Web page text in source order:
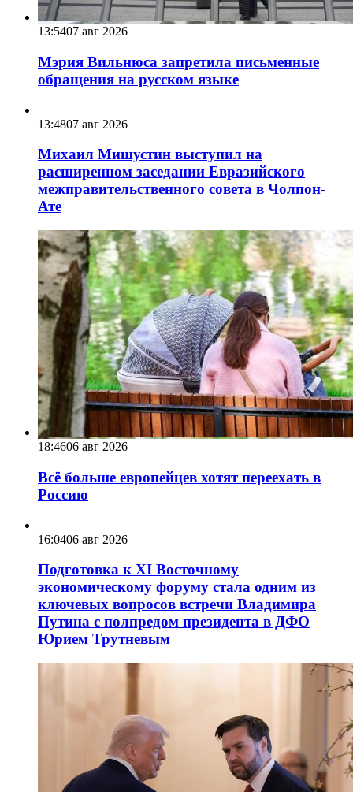
13:5407 авг 2026
Мэрия Вильнюса запретила письменные
обращения на русском языке
13:4807 авг 2026
Михаил Мишустин выступил на
расширенном заседании Евразийского
межправительственного совета в Чолпон-
Ате
18:4606 авг 2026
Всё больше европейцев хотят переехать в
Россию
16:0406 авг 2026
Подготовка к XI Восточному
экономическому форуму стала одним из
ключевых вопросов встречи Владимира
Путина с полпредом президента в ДФО
Юрием Трутневым